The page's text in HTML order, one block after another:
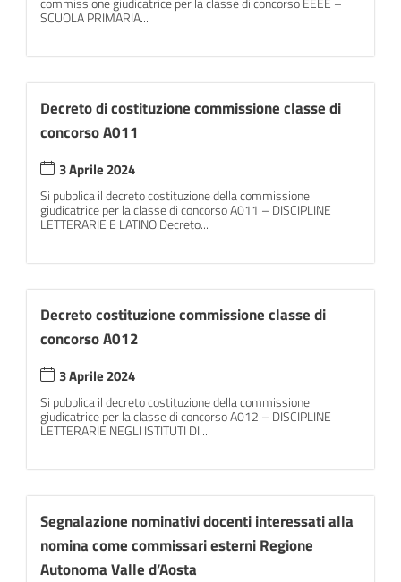
SCUOLA PRIMARIA...
Decreto di costituzione commissione classe di
concorso A011
3 Aprile 2024
Si pubblica il decreto costituzione della commissione
giudicatrice per la classe di concorso A011 – DISCIPLINE
LETTERARIE E LATINO Decreto...
Decreto costituzione commissione classe di
concorso A012
3 Aprile 2024
Si pubblica il decreto costituzione della commissione
giudicatrice per la classe di concorso A012 – DISCIPLINE
LETTERARIE NEGLI ISTITUTI DI...
Segnalazione nominativi docenti interessati alla
nomina come commissari esterni Regione
Autonoma Valle d’Aosta